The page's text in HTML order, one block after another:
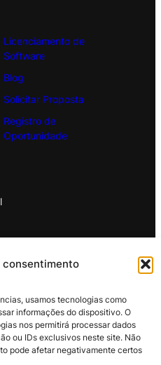
consentimento
usamos tecnologias como
informações do dispositivo. O
nos permitirá processar dados
ou IDs exclusivos neste site. Não
pode afetar negativamente certos
Licenciamento de
Software
Blog
Solicitar Proposta
Registro de
Oportunidade